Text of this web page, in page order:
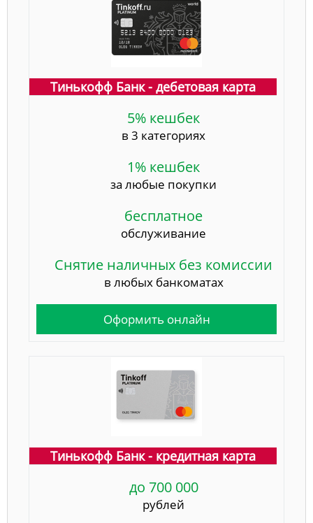
Тинькофф Банк - дебетовая карта
5% кешбек
в 3 категориях
1% кешбек
за любые покупки
бесплатное
обслуживание
Снятие наличных без комиссии
в любых банкоматах
Оформить онлайн
Тинькофф Банк - кредитная карта
до 700 000
рублей